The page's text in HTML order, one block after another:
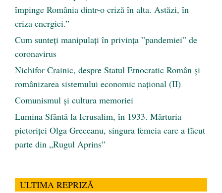
împinge România dintr-o criză în alta. Astăzi, în
criza energiei.”
Cum sunteți manipulați în privința ”pandemiei” de
coronavirus
Nichifor Crainic, despre Statul Etnocratic Român şi
românizarea sistemului economic naţional (II)
Comunismul şi cultura memoriei
Lumina Sfântă la Ierusalim, în 1933. Mărturia
pictoriței Olga Greceanu, singura femeia care a făcut
parte din „Rugul Aprins”
ULTIMA REPRIZĂ